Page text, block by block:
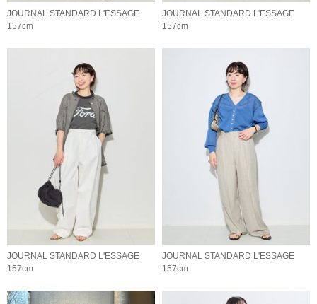
JOURNAL STANDARD L'ESSAGE
157cm
JOURNAL STANDARD L'ESSAGE
157cm
JOURNAL STANDARD L'ESSAGE
157cm
JOURNAL STANDARD L'ESSAGE
157cm